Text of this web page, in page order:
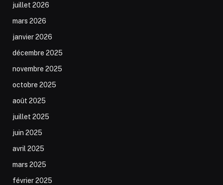
juillet 2026
mars 2026
janvier 2026
décembre 2025
novembre 2025
octobre 2025
août 2025
juillet 2025
juin 2025
avril 2025
mars 2025
février 2025